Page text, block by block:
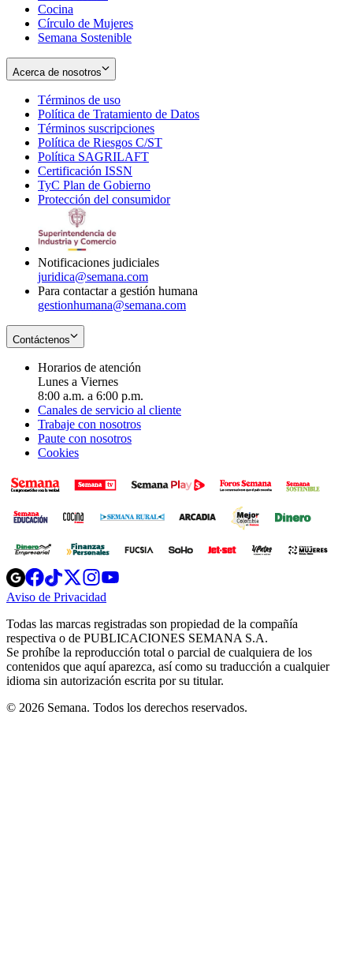
Cocina
Círculo de Mujeres
Semana Sostenible
Acerca de nosotros
Términos de uso
in
new
window
Política de Tratamiento de Datos
Términos suscripciones
in
Política de Riesgos C/ST
Política SAGRILAFT
new
window
Certificación ISSN
in
new
TyC Plan de Gobierno
in
Protección del consumidorOpens
Notificaciones judiciales
juridica@semana.com
Para contactar a gestión humana
gestionhumana@semana.com
Contáctenos
Horarios de atención
Lunes a Viernes
8:00 a.m. a 6:00 p.m.
Canales de servicio al cliente
Trabaje con nosotros
Paute con nosotros
Cookies
Opens
in
new
Opens
in
new
Opens
in
new
window
Opens
new
windowwindow
Aviso de Privacidad
new
window
Todas las marcas registradas son propiedad de la compañía
respectiva o de PUBLICACIONES SEMANA S.A.
Se prohíbe la reproducción total o parcial de cualquiera de los
contenidos que aquí aparezca, así como su traducción a cualquier
idioma sin autorización escrita por su titular.
© 2026 Semana. Todos los derechos reservados.